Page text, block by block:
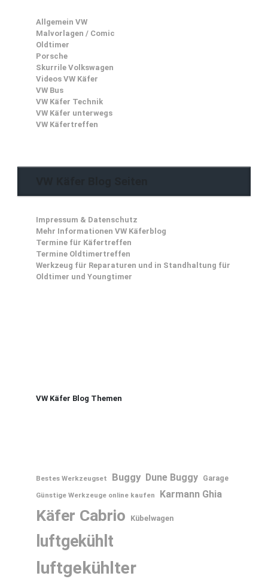
Allgemein VW
Malvorlagen / Comic
Oldtimer
Porsche
Skurrile Volkswagen
Videos VW Käfer
VW Bus
VW Käfer Technik
VW Käfer unterwegs
VW Käfertreffen
Impressum & Datenschutz
Mehr Informationen VW Käferblog
Termine für Käfertreffen
Termine Oldtimertreffen
Werkzeug für Reparaturen und in Standhaltung für
Oldtimer und Youngtimer
VW Käfer Blog Themen
Bestes Werkzeugset Buggy Dune Buggy
Garage
Günstige Werkzeuge online kaufen
Karmann Ghia
Käfer Cabrio Kübelwagen
luftgekühlt
luftgekühlter